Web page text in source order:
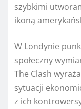
szybkimi
ikoną
W Londynie
społeczny
The Clash
sytuacji
z ich